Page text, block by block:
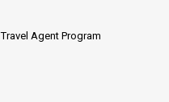
Travel Agent Program